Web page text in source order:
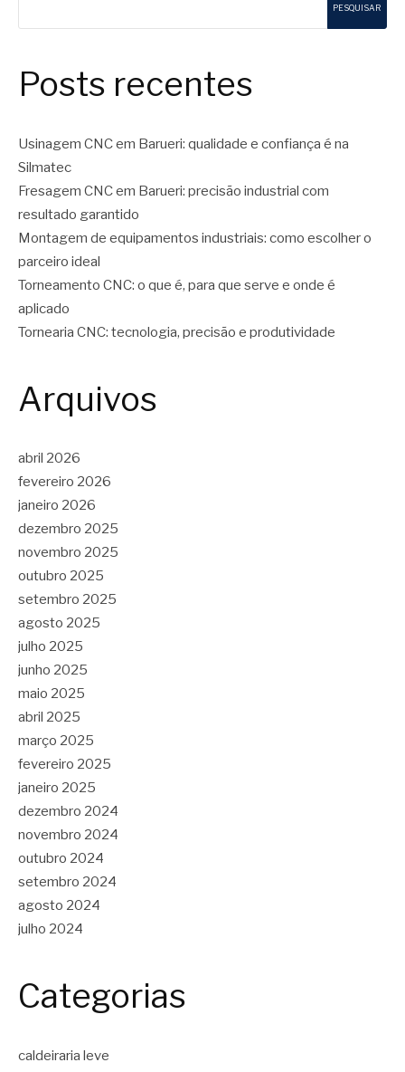
PESQUISAR
Posts recentes
Usinagem CNC em Barueri: qualidade e confiança é na
Silmatec
Fresagem CNC em Barueri: precisão industrial com
resultado garantido
Montagem de equipamentos industriais: como escolher o
parceiro ideal
Torneamento CNC: o que é, para que serve e onde é
aplicado
Tornearia CNC: tecnologia, precisão e produtividade
Arquivos
abril 2026
fevereiro 2026
janeiro 2026
dezembro 2025
novembro 2025
outubro 2025
setembro 2025
agosto 2025
julho 2025
junho 2025
maio 2025
abril 2025
março 2025
fevereiro 2025
janeiro 2025
dezembro 2024
novembro 2024
outubro 2024
setembro 2024
agosto 2024
julho 2024
Categorias
caldeiraria leve